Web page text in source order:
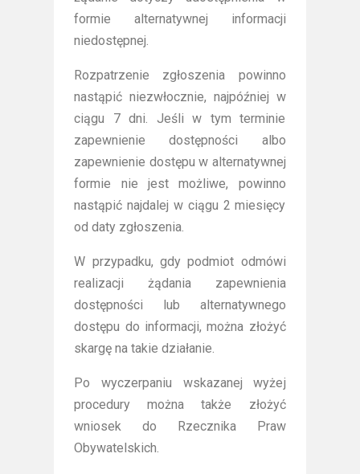
formie alternatywnej informacji
niedostępnej.
Rozpatrzenie zgłoszenia powinno
nastąpić niezwłocznie, najpóźniej w
ciągu 7 dni. Jeśli w tym terminie
zapewnienie dostępności albo
zapewnienie dostępu w alternatywnej
formie nie jest możliwe, powinno
nastąpić najdalej w ciągu 2 miesięcy
od daty zgłoszenia.
W przypadku, gdy podmiot odmówi
realizacji żądania zapewnienia
dostępności lub alternatywnego
dostępu do informacji, można złożyć
skargę na takie działanie.
Po wyczerpaniu wskazanej wyżej
procedury można także złożyć
wniosek do Rzecznika Praw
Obywatelskich.